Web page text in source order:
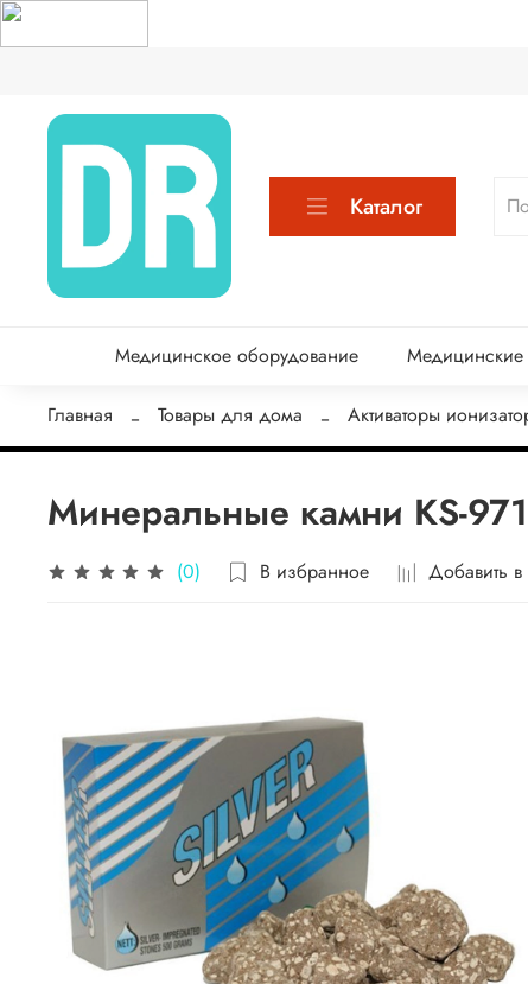
Каталог
Медицинское оборудование Медицинские
Главная Товары для дома Активаторы
Минеральные камни KS-971
(0) В избранное Добавить